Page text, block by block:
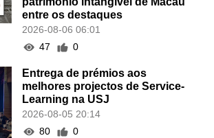
entre os destaques
2026-08-06 06:01
47
0
Entrega de prémios aos
melhores projectos de Service-
Learning na USJ
2026-08-05 20:14
80
0